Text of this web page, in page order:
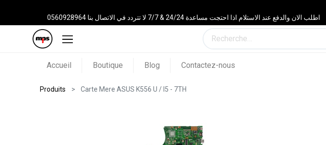
اطلب الان والدفع عند الاستلام اذا احتجت مساعدة 24/24 & 7/7 لا تتردد في الاتصال بنا 0560928964
Accueil Boutique Blog Contactez-nous
Produits Carte Mere ASUS K556 U / I5 - 7TH